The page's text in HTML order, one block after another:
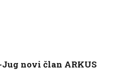
novi član ARKUS